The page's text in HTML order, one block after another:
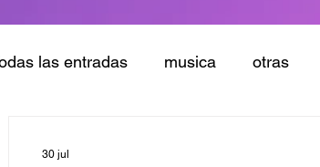
las entradas musica otras
30 jul